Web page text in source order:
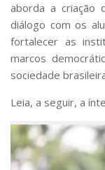
aborda a criação
diálogo com os
fortalecer as
marcos
sociedade
Leia, a seguir, a